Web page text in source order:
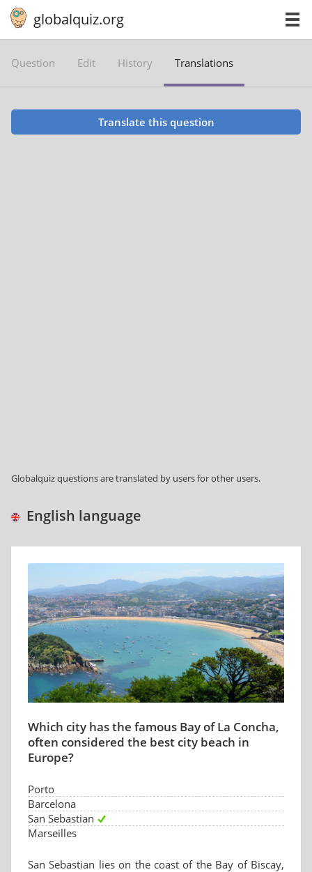
globalquiz.org
Question Edit History Translations
Translate this question
Globalquiz questions are translated by users for other users.
English language
Which city has the famous Bay of La Concha,
often considered the best city beach in
Europe?
Porto
Barcelona
San Sebastian
Marseilles
San Sebastian lies on the coast of the Bay of Biscay,